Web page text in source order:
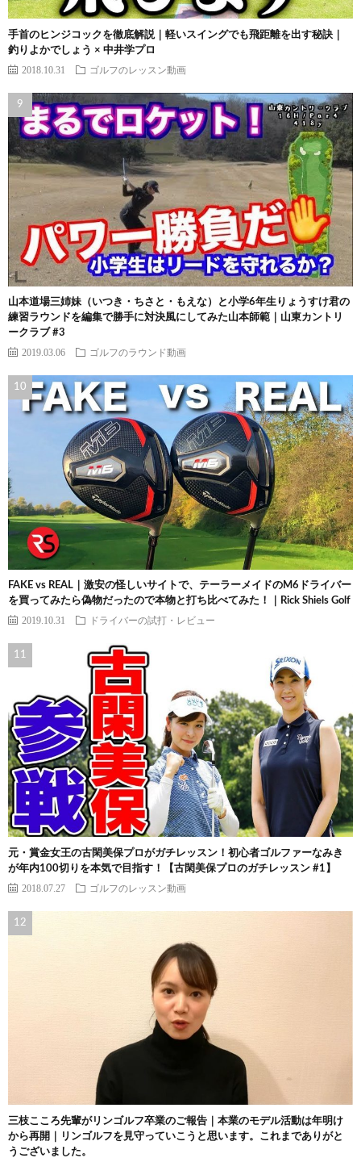
手首のヒンジコックを徹底解説｜軽いスイングでも飛距離を出す秘訣｜
釣りよかでしょう × 中井学プロ
2018.10.31 ゴルフのレッスン動画
山本道場三姉妹（いつき・ちさと・もえな）と小学6年生りょうすけ君の
練習ラウンドを編集で勝手に対決風にしてみた山本師範｜山東カントリ
ークラブ #3
2019.03.06 ゴルフのラウンド動画
FAKE vs REAL｜激安の怪しいサイトで、テーラーメイドのM6ドライバー
を買ってみたら偽物だったので本物と打ち比べてみた！｜Rick Shiels Golf
2019.10.31 ドライバーの試打・レビュー
元・賞金女王の古閑美保プロがガチレッスン！初心者ゴルファーなみき
が年内100切りを本気で目指す！【古閑美保プロのガチレッスン #1】
2018.07.27 ゴルフのレッスン動画
三枝こころ先輩がリンゴルフ卒業のご報告｜本業のモデル活動は年明け
から再開｜リンゴルフを見守っていこうと思います。これまでありがと
うございました。